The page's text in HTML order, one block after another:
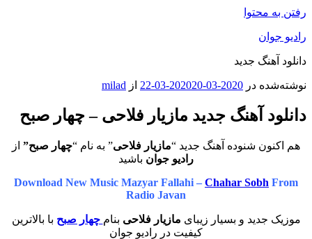
رفتن به محتوا
رادیو جوان
دانلود آهنگ جدید
نوشته‌شده در 2020-03-20
2020-03-22 از milad
دانلود آهنگ جدید مازیار فلاحی – چهار صبح
هم اکنون شنوده آهنگ جدید “مازیار فلاحی” به نام “چهار صبح” از
رادیو جوان باشید
Download New Music Mazyar Fallahi – Chahar Sobh From
Radio Javan
موزیک جدید و بسیار زیبای مازیار فلاحی بنام چهار صبح با بالاترین
کیفیت در رادیو جوان